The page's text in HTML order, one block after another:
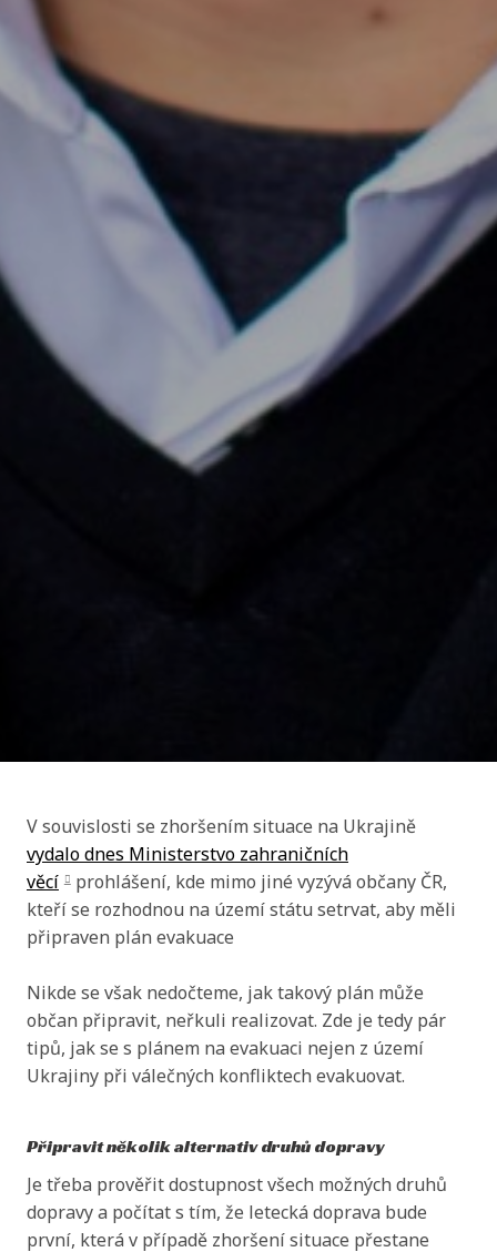
V souvislosti se zhoršením situace na Ukrajině
vydalo dnes Ministerstvo zahraničních
věcí prohlášení, kde mimo jiné vyzývá občany ČR,
kteří se rozhodnou na území státu setrvat, aby měli
připraven plán evakuace
Nikde se však nedočteme, jak takový plán může
občan připravit, neřkuli realizovat. Zde je tedy pár
tipů, jak se s plánem na evakuaci nejen z území
Ukrajiny při válečných konfliktech evakuovat.
Připravit několik alternativ druhů dopravy
Je třeba prověřit dostupnost všech možných druhů
dopravy a počítat s tím, že letecká doprava bude
první, která v případě zhoršení situace přestane